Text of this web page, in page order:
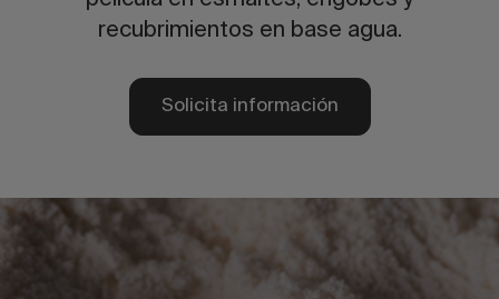
recubrimientos en base agua.
Solicita información